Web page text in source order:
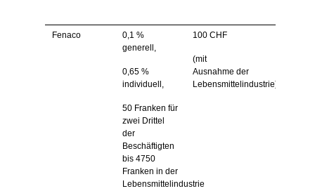
Fenaco
0,1 %
generell,
0,65 %
individuell,
50 Franken für
zwei Drittel
der
Beschäftigten
bis 4750
Franken in der
Lebensmittelindustrie
100 CHF
(mit
Ausnahme der
Lebensmittelindustrie)